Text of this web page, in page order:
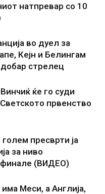
натпревар со 10
во дуел за
Кејн и Белингам
стрелец
ќе го суди
првенство
пресврти ја
за ниво
финале (ВИДЕО)
Меси, а Англија,